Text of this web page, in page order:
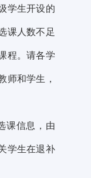
学生开设的
课人数不足
程。请各学
师和学生，
课信息，由
学生在退补